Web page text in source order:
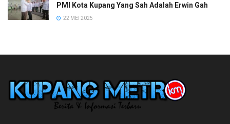
PMI Kota Kupang Yang Sah Adalah Erwin Gah
22 MEI 2025